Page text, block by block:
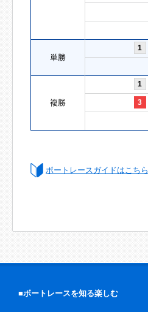
単勝
1
複勝
1
3
ボートレースガイドはこちら
■ボートレースを知る楽しむ